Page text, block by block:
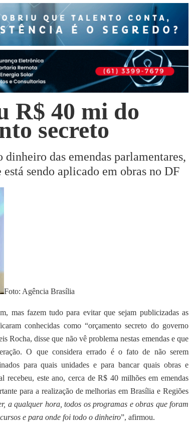
R$ 40 mi do
secreto
das emendas parlamentares,
sendo aplicado em obras no DF
Foto: Agência Brasília
mas fazem tudo para evitar que sejam publicizadas as
conhecidas como “orçamento secreto do governo
Rocha, disse que não vê problema nestas emendas e que
O que considera errado é o fato de não serem
para quais unidades e para bancar quais obras e
recebeu, este ano, cerca de R$ 40 milhões em emendas
para a realização de melhorias em Brasília e Regiões
a qualquer hora, todos os programas e obras que foram
e para onde foi todo o dinheiro”, afirmou.